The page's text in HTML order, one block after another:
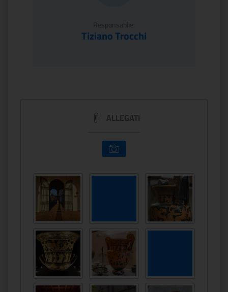
Responsabile:
Tiziano Trocchi
ALLEGATI